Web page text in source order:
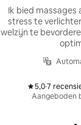
Ik bied massages
stress te
welzijn te
5,0 ,
·7 ,
Aangeboden